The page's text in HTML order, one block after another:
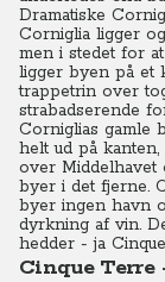
Dramatiske
Corniglia ligger
men i stedet for
ligger byen på et
trappetrin over
strabadserende
Corniglias gamle
helt ud på
over Middelhavet
byer i det fjerne.
byer ingen havn
dyrkning af vin.
hedder - ja
Cinque Terre